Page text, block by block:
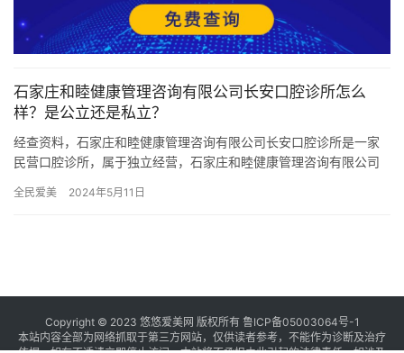
石家庄和睦健康管理咨询有限公司长安口腔诊所怎么
样？是公立还是私立？
经查资料，石家庄和睦健康管理咨询有限公司长安口腔诊所是一家
民营口腔诊所，属于独立经营，石家庄和睦健康管理咨询有限公司
石…
全民爱美 2024年5月11日
Copyright © 2023 悠悠爱美网 版权所有 鲁ICP备05003064号-1
本站内容全部为网络抓取于第三方网站，仅供读者参考，不能作为诊断及治疗